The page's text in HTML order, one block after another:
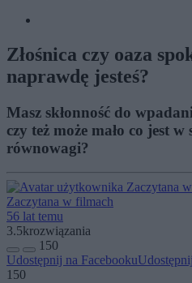
Złośnica czy oaza
naprawdę jesteś?
Masz skłonność do
czy też może mało co jest
równowagi?
Zaczytana w filmach
56 lat temu
3.5krozwiązania
150
Udostępnij na Facebooku
150